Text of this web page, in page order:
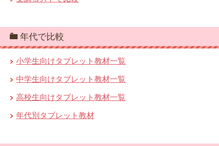
年代で比較
小学生向けタブレット教材一覧
中学生向けタブレット教材一覧
高校生向けタブレット教材一覧
年代別タブレット教材